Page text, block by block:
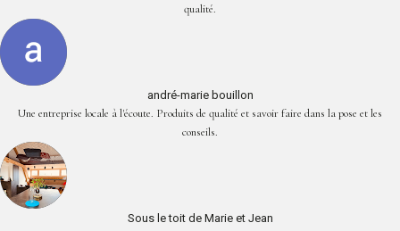
qualité.
andré-marie bouillon
Une entreprise locale à l'écoute. Produits de qualité et savoir faire dans la pose et les
conseils.
Sous le toit de Marie et Jean